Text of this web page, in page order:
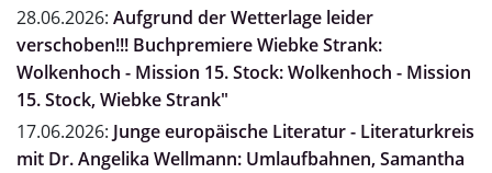
28.06.2026: Aufgrund der Wetterlage leider
verschoben!!! Buchpremiere Wiebke Strank:
Wolkenhoch - Mission 15. Stock: Wolkenhoch - Mission
15. Stock, Wiebke Strank"
17.06.2026: Junge europäische Literatur - Literaturkreis
mit Dr. Angelika Wellmann: Umlaufbahnen, Samantha